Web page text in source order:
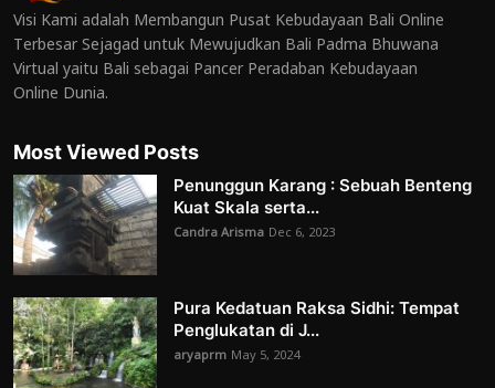
Visi Kami adalah Membangun Pusat Kebudayaan Bali Online
Terbesar Sejagad untuk Mewujudkan Bali Padma Bhuwana
Virtual yaitu Bali sebagai Pancer Peradaban Kebudayaan
Online Dunia.
Most Viewed Posts
Penunggun Karang : Sebuah Benteng
Kuat Skala serta...
Candra Arisma Dec 6, 2023
Pura Kedatuan Raksa Sidhi: Tempat
Penglukatan di J...
aryaprm May 5, 2024